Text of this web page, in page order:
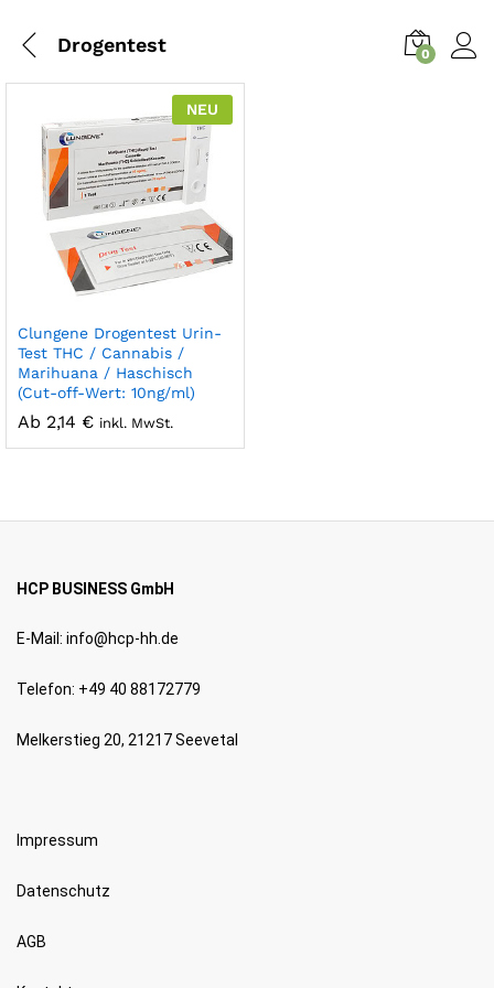
Drogentest 0
NEU
Clungene Drogentest Urin-
Test THC / Cannabis /
Marihuana / Haschisch
(Cut-off-Wert: 10ng/ml)
Ab 2,14 € inkl. MwSt.
HCP BUSINESS GmbH
E-Mail: info@hcp-hh.de
Telefon: +49 40 88172779
Melkerstieg 20, 21217 Seevetal
Impressum
Datenschutz
AGB